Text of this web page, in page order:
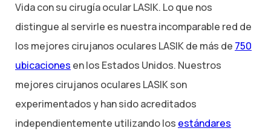
Vida con su cirugía ocular LASIK. Lo que nos
distingue al servirle es nuestra incomparable red de
los mejores cirujanos oculares LASIK de más de 750
ubicaciones en los Estados Unidos. Nuestros
mejores cirujanos oculares LASIK son
experimentados y han sido acreditados
independientemente utilizando los estándares